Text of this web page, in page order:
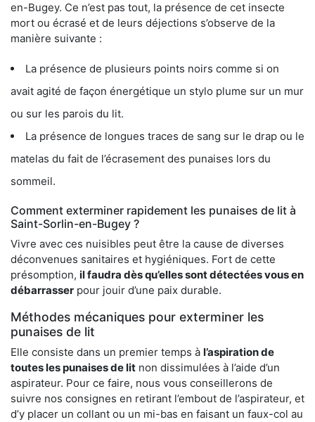
en-Bugey. Ce n’est pas tout, la présence de cet insecte
mort ou écrasé et de leurs déjections s’observe de la
manière suivante :
La présence de plusieurs points noirs comme si on
avait agité de façon énergétique un stylo plume sur un mur
ou sur les parois du lit.
La présence de longues traces de sang sur le drap ou le
matelas du fait de l’écrasement des punaises lors du
sommeil.
Comment exterminer rapidement les punaises de lit à
Saint-Sorlin-en-Bugey ?
Vivre avec ces nuisibles peut être la cause de diverses
déconvenues sanitaires et hygiéniques. Fort de cette
présomption, il faudra dès qu’elles sont détectées vous en
débarrasser pour jouir d’une paix durable.
Méthodes mécaniques pour exterminer les
punaises de lit
Elle consiste dans un premier temps à l’aspiration de
toutes les punaises de lit non dissimulées à l’aide d’un
aspirateur. Pour ce faire, nous vous conseillerons de
suivre nos consignes en retirant l’embout de l’aspirateur, et
d’y placer un collant ou un mi-bas en faisant un faux-col au